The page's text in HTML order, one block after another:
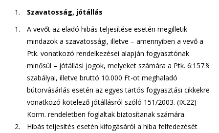
Szavatosság, jótállás
A vevőt az eladó hibás teljesítése esetén megilletik
mindazok a szavatossági, illetve – amennyiben a vevő a
Ptk. vonatkozó rendelkezései alapján fogyasztónak
minősül – jótállási jogok, melyeket számára a Ptk. 6:157.§
szabályai, illetve bruttó 10.000 Ft-ot meghaladó
bútorvásárlás esetén az egyes tartós fogyasztási cikkekre
vonatkozó kötelező jótállásról szóló 151/2003. (IX.22)
Korm. rendeletben foglaltak biztosítanak számára.
Hibás teljesítés esetén kifogásáról a hiba felfedezését